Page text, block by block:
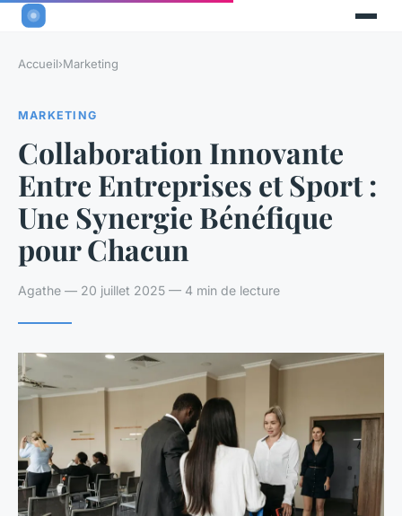
Accueil›Marketing
MARKETING
Collaboration Innovante
Entre Entreprises et Sport :
Une Synergie Bénéfique
pour Chacun
Agathe — 20 juillet 2025 — 4 min de lecture